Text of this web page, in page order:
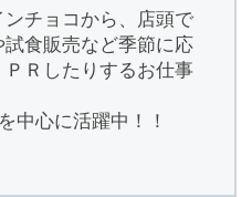
チョコから、店頭で
食販売など季節に応
Ｒしたりするお仕事
中心に活躍中！！